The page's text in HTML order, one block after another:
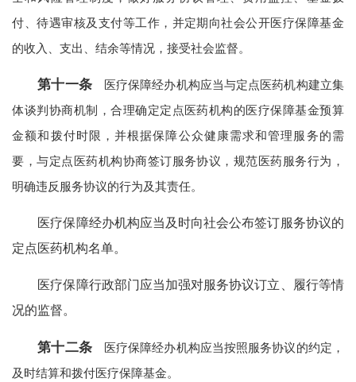
付、待遇审核及支付等工作，并定期向社会公开医疗保障基金
的收入、支出、结余等情况，接受社会监督。
第十一条医疗保障经办机构应当与定点医药机构建立集
体谈判协商机制，合理确定定点医药机构的医疗保障基金预算
金额和拨付时限，并根据保障公众健康需求和管理服务的需
要，与定点医药机构协商签订服务协议，规范医药服务行为，
明确违反服务协议的行为及其责任。
医疗保障经办机构应当及时向社会公布签订服务协议的
定点医药机构名单。
医疗保障行政部门应当加强对服务协议订立、履行等情
况的监督。
第十二条医疗保障经办机构应当按照服务协议的约定，
及时结算和拨付医疗保障基金。